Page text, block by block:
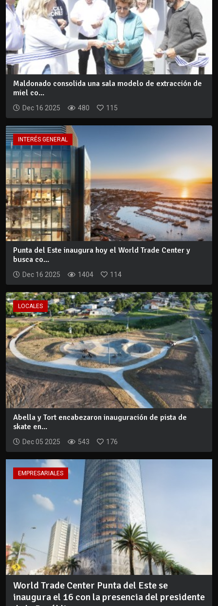
Maldonado consolida una sala modelo de extracción de
miel co...
Dec 16 2025 480 115
INTERÉS GENERAL
Punta del Este inaugura hoy el World Trade Center y
busca co...
Dec 16 2025 1404 114
LOCALES
Abella y Tort encabezaron inauguración de pista de
skate en...
Dec 05 2025 543 176
EMPRESARIALES
World Trade Center Punta del Este se
inaugura el 16 con la presencia del presidente